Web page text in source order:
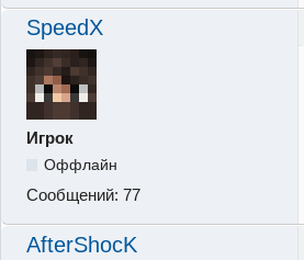
SpeedX
Игрок
Оффлайн
Сообщений: 77
AfterShocK